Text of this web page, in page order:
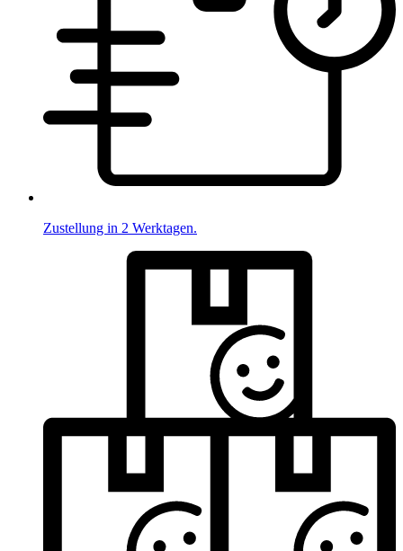
Zustellung in 2 Werktagen.